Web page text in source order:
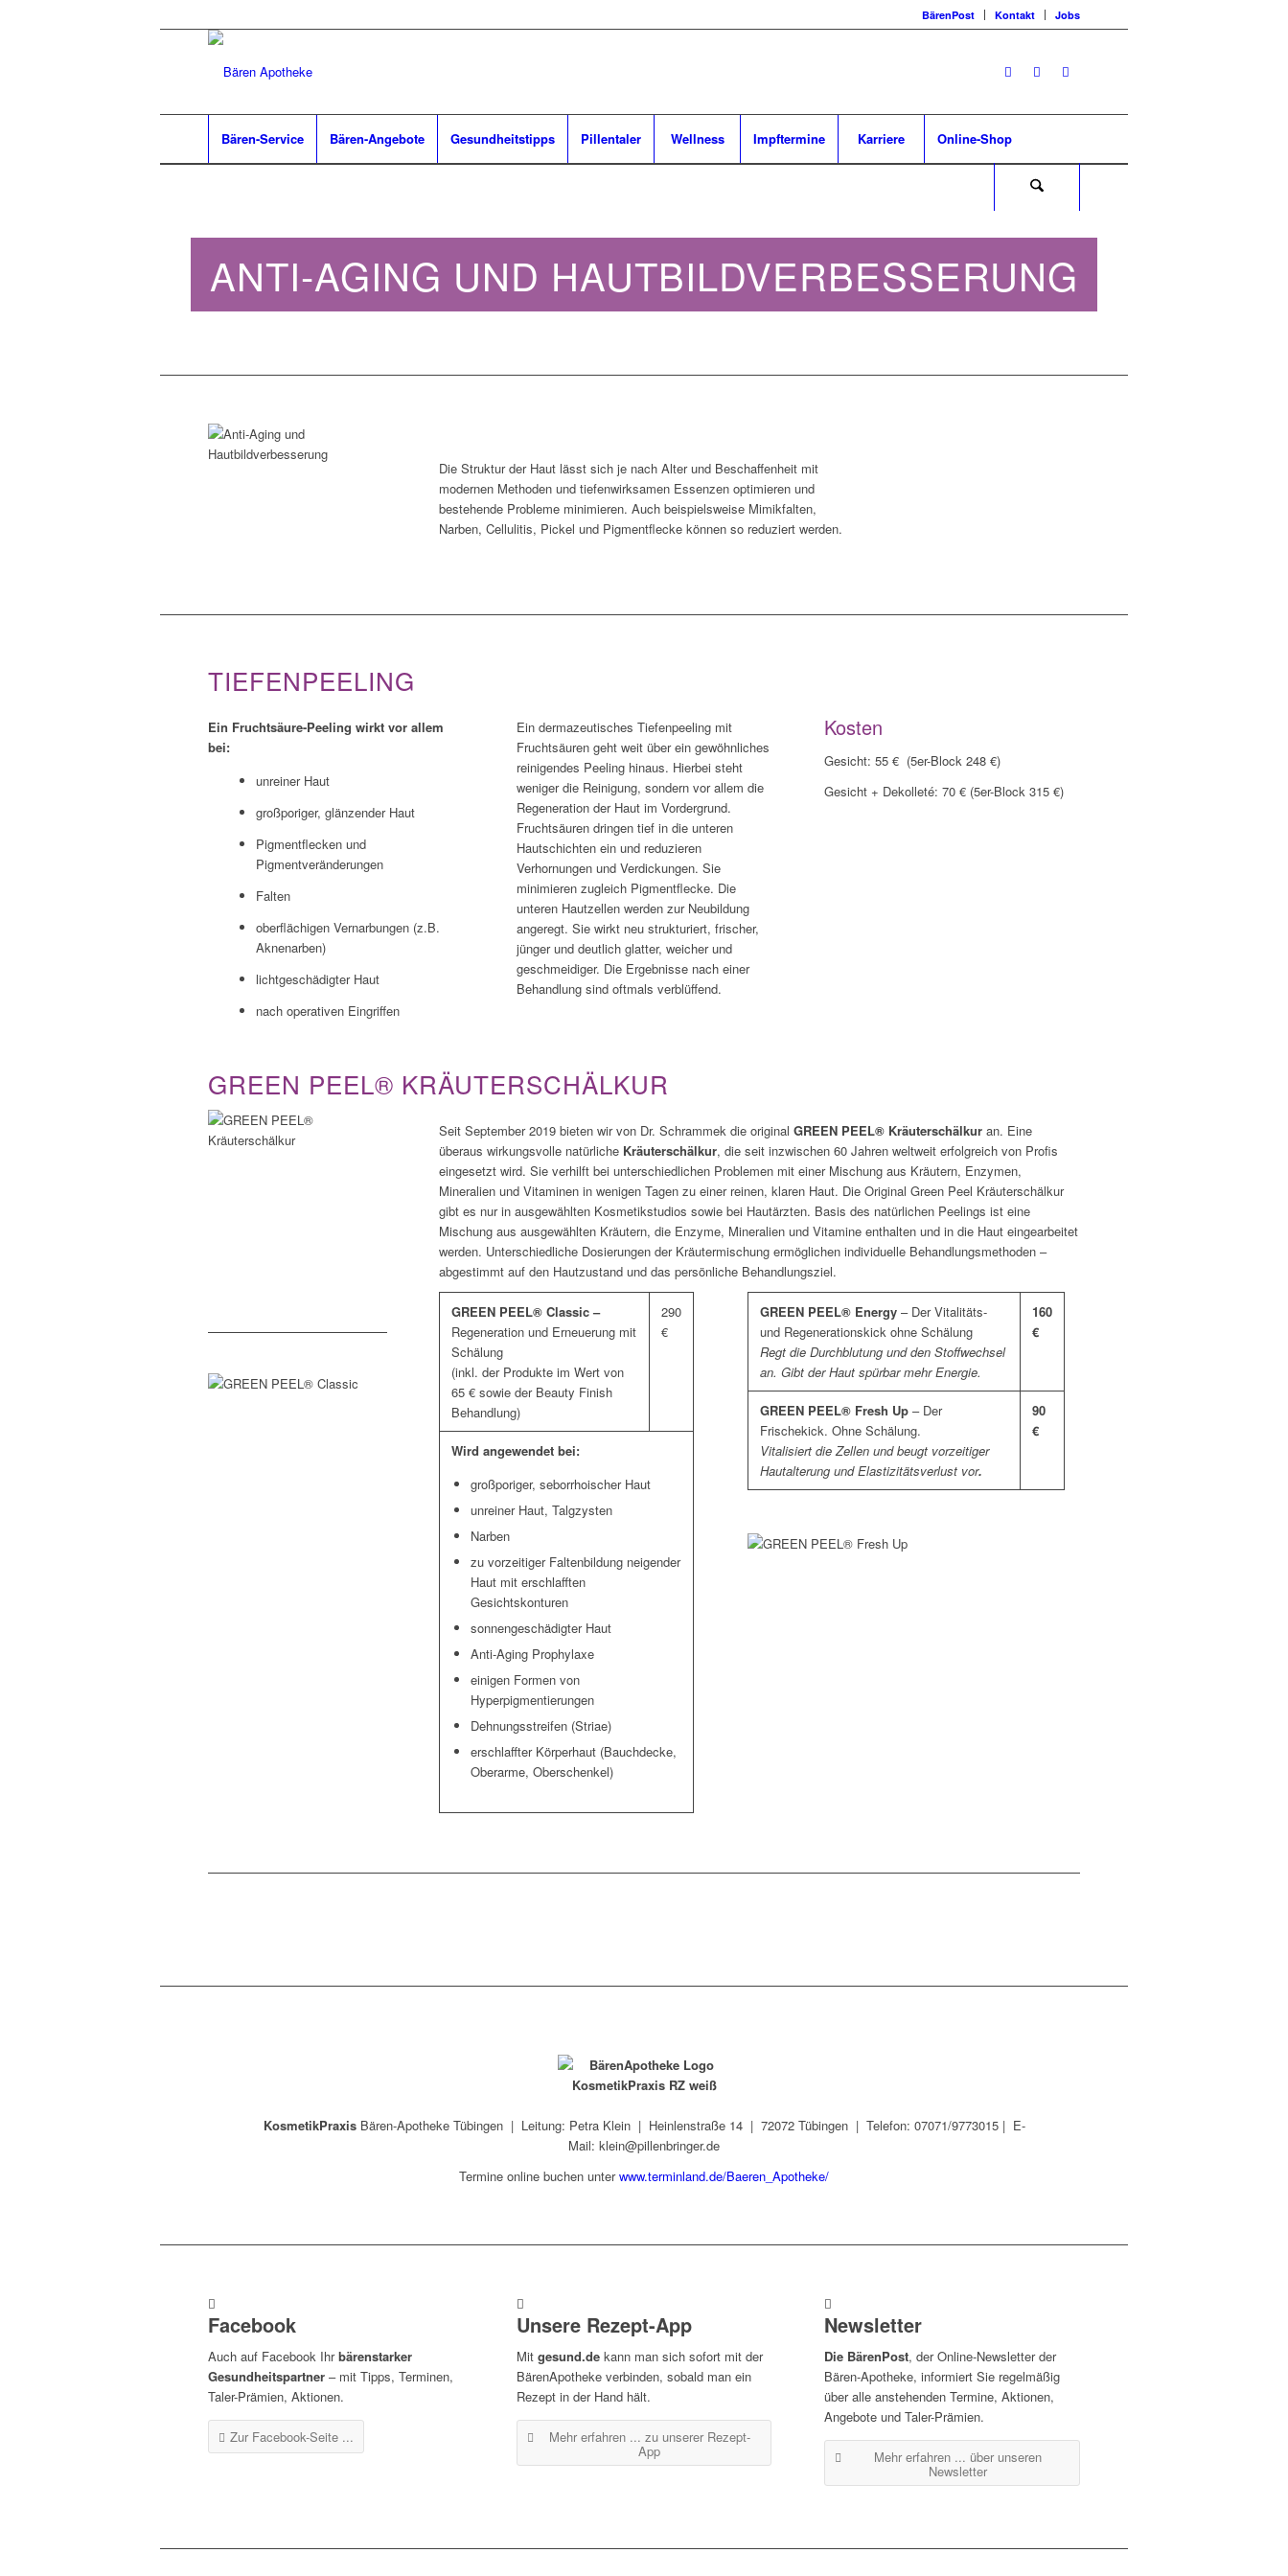
BärenPost Kontakt Jobs
Bären-Service Bären-Angebote Gesundheitstipps Pillentaler Wellness Impftermine Karriere Online-Shop
ANTI-AGING UND HAUTBILDVERBESSERUNG
Die Struktur der Haut lässt sich je nach Alter und Beschaffenheit mit
modernen Methoden und tiefenwirksamen Essenzen optimieren und
bestehende Probleme minimieren. Auch beispielsweise Mimikfalten,
Narben, Cellulitis, Pickel und Pigmentflecke können so reduziert werden.
TIEFENPEELING
Ein Fruchtsäure-Peeling wirkt vor allem
bei:
unreiner Haut
großporiger, glänzender Haut
Pigmentflecken und
Pigmentveränderungen
Falten
oberflächigen Vernarbungen (z.B.
Aknenarben)
lichtgeschädigter Haut
nach operativen Eingriffen
Ein dermazeutisches Tiefenpeeling mit
Fruchtsäuren geht weit über ein gewöhnliches
reinigendes Peeling hinaus. Hierbei steht
weniger die Reinigung, sondern vor allem die
Regeneration der Haut im Vordergrund.
Fruchtsäuren dringen tief in die unteren
Hautschichten ein und reduzieren
Verhornungen und Verdickungen. Sie
minimieren zugleich Pigmentflecke. Die
unteren Hautzellen werden zur Neubildung
angeregt. Sie wirkt neu strukturiert, frischer,
jünger und deutlich glatter, weicher und
geschmeidiger. Die Ergebnisse nach einer
Behandlung sind oftmals verblüffend.
Kosten
Gesicht: 55 € (5er-Block 248 €)
Gesicht + Dekolleté: 70 € (5er-Block 315 €)
GREEN PEEL® KRÄUTERSCHÄLKUR
Seit September 2019 bieten wir von Dr. Schrammek die originalGREEN PEEL® Kräuterschälkuran. Eine
überaus wirkungsvolle natürliche Kräuterschälkur, die seit inzwischen 60 Jahren weltweit erfolgreich von Profis
eingesetzt wird. Sie verhilft bei unterschiedlichen Problemen mit einer Mischung aus Kräutern, Enzymen,
Mineralien und Vitaminen in wenigen Tagen zu einer reinen, klaren Haut. Die Original Green Peel Kräuterschälkur
gibt es nur in ausgewählten Kosmetikstudios sowie bei Hautärzten. Basis des natürlichen Peelings ist eine
Mischung aus ausgewählten Kräutern, die Enzyme, Mineralien und Vitamine enthalten und in die Haut eingearbeitet
werden. Unterschiedliche Dosierungen der Kräutermischung ermöglichen individuelle Behandlungsmethoden –
abgestimmt auf den Hautzustand und das persönliche Behandlungsziel.
GREEN PEEL® Classic –
Regeneration und Erneuerung mit
Schälung
(inkl. der Produkte im Wert von
65 € sowie der Beauty Finish
Behandlung)
290
€
Wird angewendet bei:
großporiger, seborrhoischer Haut
unreiner Haut, Talgzysten
Narben
zu vorzeitiger Faltenbildung neigender
Haut mit erschlafften
Gesichtskonturen
sonnengeschädigter Haut
Anti-Aging Prophylaxe
einigen Formen von
Hyperpigmentierungen
Dehnungsstreifen (Striae)
erschlaffter Körperhaut (Bauchdecke,
Oberarme, Oberschenkel)
GREEN PEEL® Energy– Der Vitalitäts-
und Regenerationskick ohne Schälung
Regt die Durchblutung und den Stoffwechsel
an. Gibt der Haut spürbar mehr Energie.
160
€
GREEN PEEL® Fresh Up– Der
Frischekick. Ohne Schälung.
Vitalisiert die Zellen und beugt vorzeitiger
Hautalterung und Elastizitätsverlust vor.
90
€
KosmetikPraxis Bären-Apotheke Tübingen | Leitung: Petra Klein | Heinlenstraße 14 | 72072 Tübingen | Telefon: 07071/9773015 | E-
Mail: klein@pillenbringer.de
Termine online buchen unterwww.terminland.de/Baeren_Apotheke/
Facebook
Auch auf Facebook Ihrbärenstarker
Gesundheitspartner – mit Tipps, Terminen,
Taler-Prämien, Aktionen.
Zur Facebook-Seite ...
Unsere Rezept-App
Mit gesund.dekann man sich sofort mit der
BärenApotheke verbinden, sobald man ein
Rezept in der Hand hält.
Mehr erfahren ... zu unserer Rezept-
App
Newsletter
Die BärenPost, der Online-Newsletter der
Bären-Apotheke, informiert Sie regelmäßig
über alle anstehenden Termine, Aktionen,
Angebote und Taler-Prämien.
Mehr erfahren ... über unseren
Newsletter